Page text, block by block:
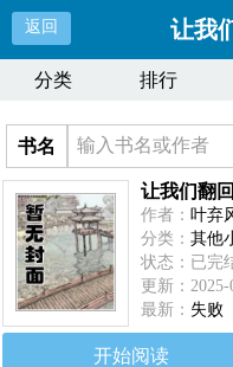
返回 让我
分类 排行
书名
让我们翻
作者：叶弃
分类：其他
状态：已完
更新：
最新： 失败
开始阅读